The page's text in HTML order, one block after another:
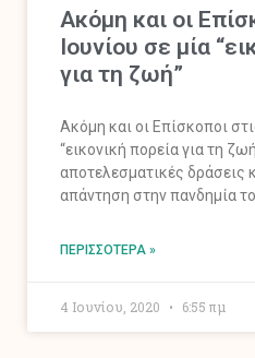
Ακόμη και οι
Ιουνίου σε μία
για τη ζωή”
Ακόμη και οι Επίσκοποι
“εικονική πορεία για τη
αποτελεσματικές δράσεις
απάντηση στην πανδημία
ΠΕΡΙΣΣΌΤΕΡΑ »
4 Ιουνίου, 2020 6:55 πμ